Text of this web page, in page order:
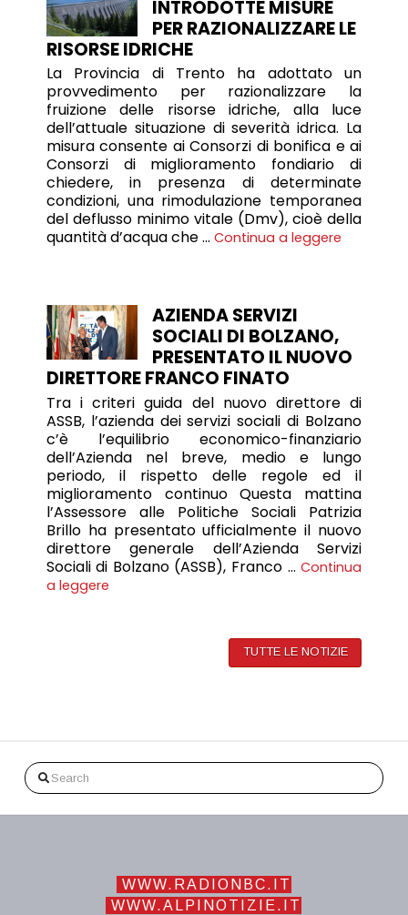
INTRODOTTE MISURE
PER RAZIONALIZZARE LE
RISORSE IDRICHE
La Provincia di Trento ha adottato un
provvedimento per razionalizzare la
fruizione delle risorse idriche, alla luce
dell’attuale situazione di severità idrica. La
misura consente ai Consorzi di bonifica e ai
Consorzi di miglioramento fondiario di
chiedere, in presenza di determinate
condizioni, una rimodulazione temporanea
del deflusso minimo vitale (Dmv), cioè della
quantità d’acqua che … Continua a leggere
AZIENDA SERVIZI
SOCIALI DI BOLZANO,
PRESENTATO IL NUOVO
DIRETTORE FRANCO FINATO
Tra i criteri guida del nuovo direttore di
ASSB, l’azienda dei servizi sociali di Bolzano
c’è l’equilibrio economico-finanziario
dell’Azienda nel breve, medio e lungo
periodo, il rispetto delle regole ed il
miglioramento continuo Questa mattina
l’Assessore alle Politiche Sociali Patrizia
Brillo ha presentato ufficialmente il nuovo
direttore generale dell’Azienda Servizi
Sociali di Bolzano (ASSB), Franco …Continua
a leggere
TUTTE LE NOTIZIE
Search
WWW.RADIONBC.IT
WWW.ALPINOTIZIE.IT